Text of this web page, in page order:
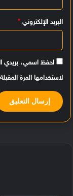
البريد الإلكتروني *
احفظ اسمي، بريدي
لاستخدامها المرة